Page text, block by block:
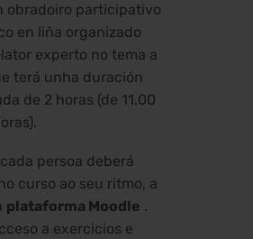
obradoiro participativo
en liña organizado
experto no tema a
terá unha duración
de 2 horas (de 11.00
persoa deberá
curso ao seu ritmo, a
plataforma Moodle .
a exercicios e